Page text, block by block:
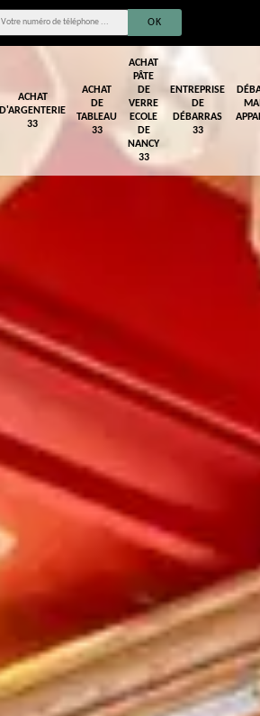
ACHAT
D'ARGENTERIE
33
ACHAT
DE
TABLEAU
33
ACHAT
PÂTE
DE
VERRE
ECOLE
DE
NANCY
33
ENTREPRISE
DE
DÉBARRAS
33